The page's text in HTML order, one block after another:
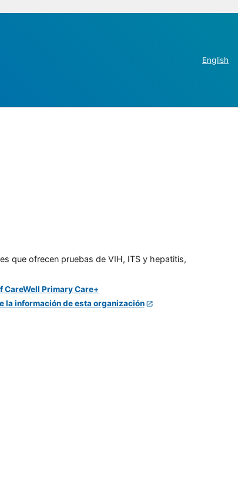
English
que ofrecen pruebas de VIH, ITS y hepatitis,
la información de esta organización